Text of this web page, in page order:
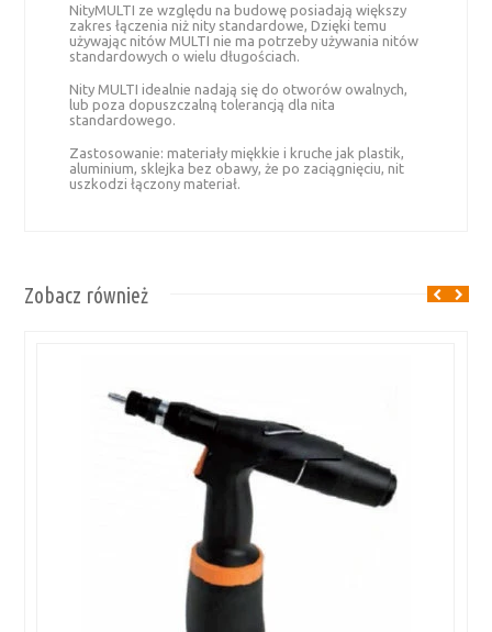
NityMULTI ze względu na budowę posiadają większy
zakres łączenia niż nity standardowe, Dzięki temu
używając nitów MULTI nie ma potrzeby używania nitów
standardowych o wielu długościach.
Nity MULTI idealnie nadają się do otworów owalnych,
lub poza dopuszczalną tolerancją dla nita
standardowego.
Zastosowanie: materiały miękkie i kruche jak plastik,
aluminium, sklejka bez obawy, że po zaciągnięciu, nit
uszkodzi łączony materiał.
Zobacz również